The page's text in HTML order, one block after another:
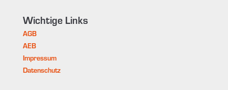
Wichtige Links
AGB
AEB
Impressum
Datenschutz